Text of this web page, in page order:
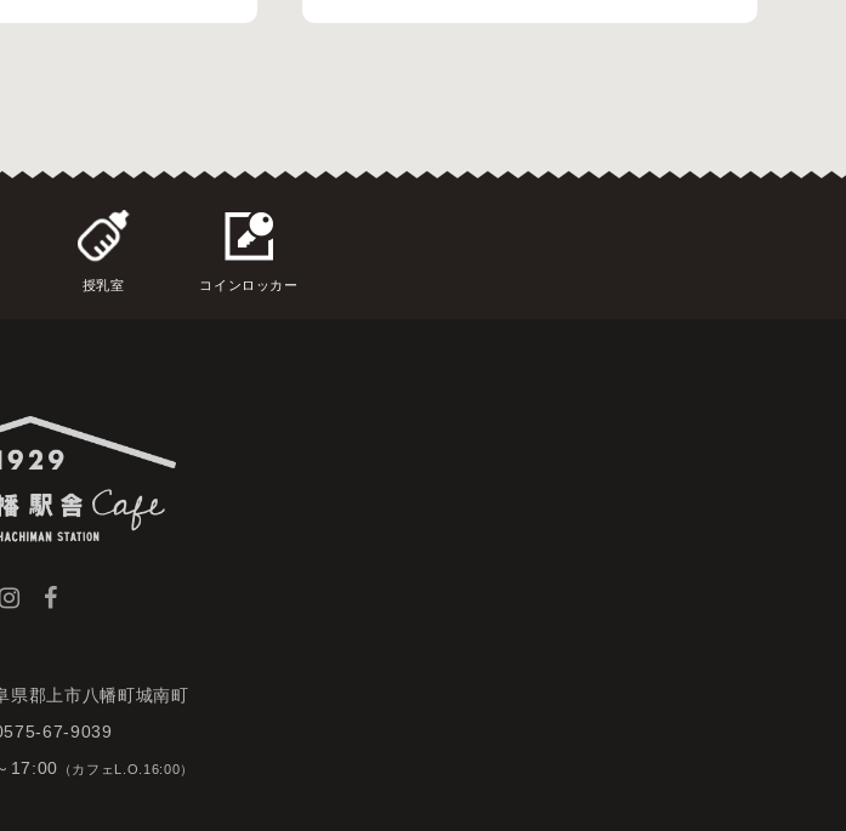
授乳室 コインロッカー
県郡上市八幡町城南町
67-9039
17:00 （カフェL.O.16:00）